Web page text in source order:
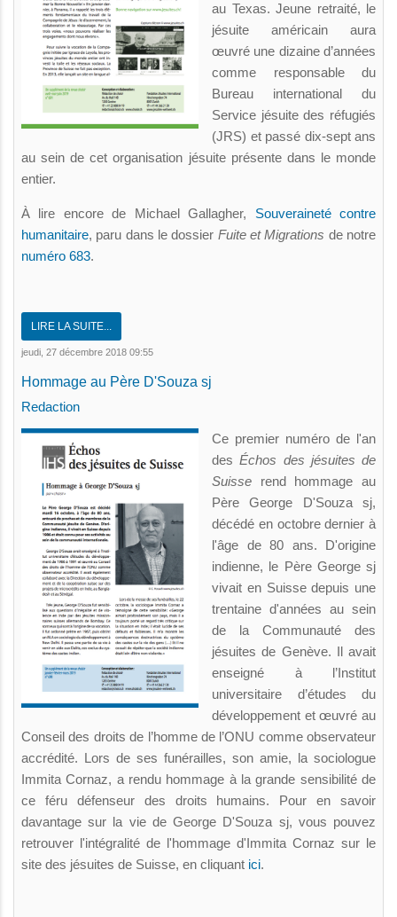
au Texas. Jeune retraité, le
jésuite américain aura
œuvré une dizaine d’années
comme responsable du
Bureau international du
Service jésuite des réfugiés
(JRS) et passé dix-­sept ans
au sein de cet organisation jésuite présente dans le monde
entier.
À lire encore de Michael Gallagher, Souveraineté contre
humanitaire, paru dans le dossier Fuite et Migrations de notre
numéro 683.
LIRE LA SUITE...
jeudi, 27 décembre 2018 09:55
Hommage au Père D'Souza sj
Redaction
Ce premier numéro de l'an
desÉchos des jésuites de
Suisse rend hommage au
Père George D'Souza sj,
décédé en octobre dernier à
l'âge de 80 ans. D'origine
indienne, le Père George sj
vivait en Suisse depuis une
trentaine d'années au sein
de la Communauté des
jésuites de Genève. Il avait
enseigné à l’Institut
universitaire d’études du
développement et œuvré au
Conseil des droits de l’homme de l’ONU comme observateur
accrédité. Lors de ses funérailles, son amie, la sociologue
Immita Cornaz, a rendu hommage à la grande sensibilité de
ce féru défenseur des droits humains. Pour en savoir
davantage sur la vie de George D'Souza sj, vous pouvez
retrouver l'intégralité de l'hommage d'Immita Cornaz sur le
site des jésuites de Suisse, en cliquant ici.